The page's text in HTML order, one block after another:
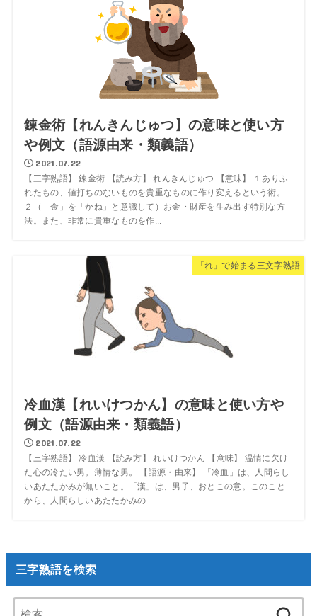
錬金術【れんきんじゅつ】の意味と使い方
や例文（語源由来・類義語）
2021.07.22
【三字熟語】 錬金術 【読み方】 れんきんじゅつ 【意味】 １ありふ
れたもの、値打ちのないものを貴重なものに作り変えるという術。
２（「金」を「かね」と意識して）お金・財産を生み出す特別な方
法。また、非常に貴重なものを作...
「れ」で始まる三文字熟語
冷血漢【れいけつかん】の意味と使い方や
例文（語源由来・類義語）
2021.07.22
【三字熟語】 冷血漢 【読み方】 れいけつかん 【意味】 温情に欠け
た心の冷たい男。薄情な男。 【語源・由来】 「冷血」は、人間らし
いあたたかみが無いこと。「漢」は、男子、おとこの意。このこと
から、人間らしいあたたかみの...
三字熟語を検索